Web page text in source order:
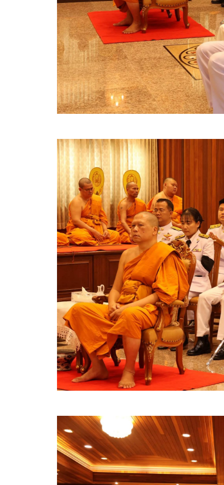
ยกเลิกประกาศเชิญชวน
ยกเลิกประกาศผู้ชนะ
เปลี่ยนแปลงประกาศผู้ชนะ
เปลี่ยนแปลงประกาศเชิญชวน
ประกาศขายทอดตลาดทรัพย์สินประจำปี
ประกาศกำหนดอายุการใช้งานของสินทรัพย์ขององ
คู่มือการปฏิบัติงานฝ่ายทะเบียนพัสดุและทรัพย์สิน
การประเมินความพึงพอใจของการดำเนินงาน อบจ.
ขั้นตอนและวิธีการชำระภาษีฯ
แบบฟอร์มการชำระภาษีฯ
การบริการแบบเบ็ดเสร็จ (One Stop Service)
หนังสือสั่งการ
สรุปผลการปฏิบัติงานประจำเดือน GPS
ระเบียบพัสดุฯ การจัดซื้อจัดจ้าง
การเสริมสร้างคุณธรรมจริยธรรม
ITA : การประเมินคุณธรรมและความโปร่งใสในการ
การจัดการความรู้ (KM)